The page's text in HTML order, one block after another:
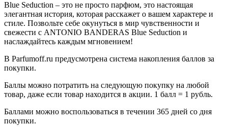
Blue Seduction – это не просто парфюм, это настоящая
элегантная история, которая расскажет о вашем характере и
стиле. Позвольте себе окунуться в мир чувственности и
свежести с ANTONIO BANDERAS Blue Seduction и
наслаждайтесь каждым мгновением!
В Parfumoff.ru предусмотрена система накопления баллов за
покупки.
Баллы можно потратить на следующую покупку на любой
товар, даже если товар находится в акции. 1 балл = 1 рубль.
Баллами можно воспользоваться в течении 365 дней со дня
покупки.